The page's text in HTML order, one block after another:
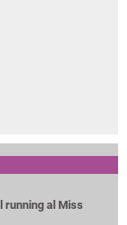
running al Miss